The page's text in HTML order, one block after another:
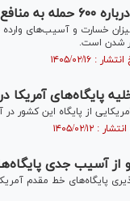
در عراق
خسارت و آسیب‌های وارده
شدن است.
آمریکا در
از پایگاه این کشور
آسیب جدی
پایگاه‌های خط مقدم